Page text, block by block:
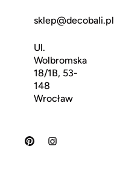
sklep@decobali.pl
Ul.
Wolbromska
18/1B, 53-
148
Wrocław